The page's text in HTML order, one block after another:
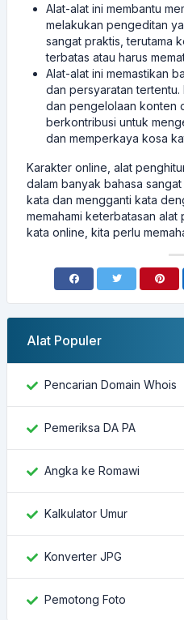
Alat-alat ini membantu
melakukan pengeditan
sangat praktis, terutama
terbatas atau harus
Alat-alat ini memastikan
dan persyaratan tertentu.
dan pengelolaan konten
berkontribusi untuk
dan memperkaya kosa
Karakter online, alat
dalam banyak bahasa
kata dan mengganti kata
memahami keterbatasan
kata online, kita perlu
Alat Populer
Pencarian Domain Whois
Pemeriksa DA PA
Angka ke Romawi
Kalkulator Umur
Konverter JPG
Pemotong Foto